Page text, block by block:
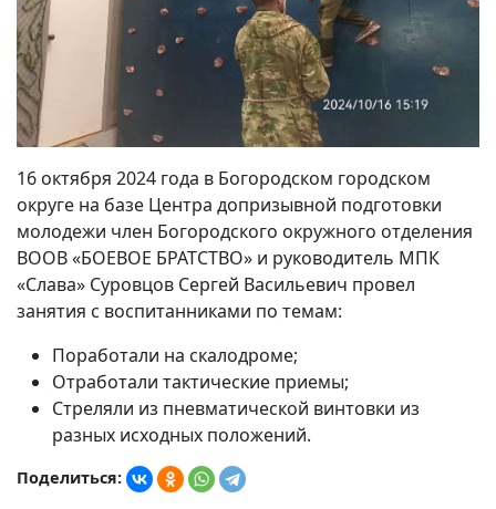
16 октября 2024 года в Богородском городском
округе на базе Центра допризывной подготовки
молодежи член Богородского окружного отделения
ВООВ «БОЕВОЕ БРАТСТВО» и руководитель МПК
«Слава» Суровцов Сергей Васильевич провел
занятия с воспитанниками по темам:
Поработали на скалодроме;
Отработали тактические приемы;
Стреляли из пневматической винтовки из
разных исходных положений.
Поделиться: